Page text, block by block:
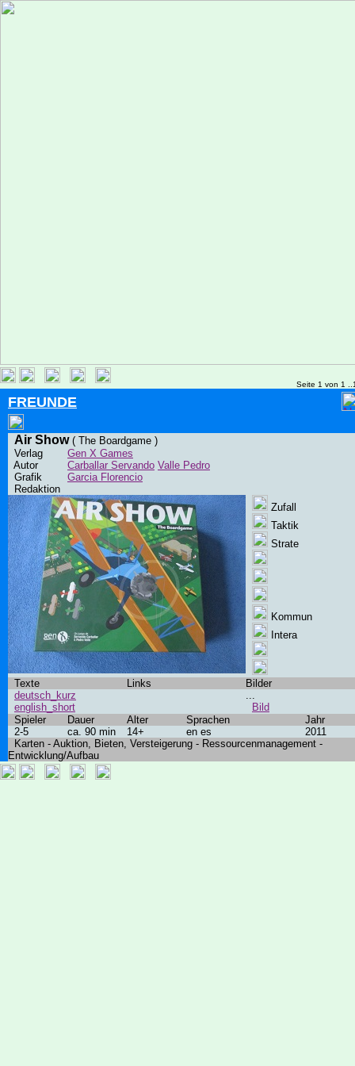
Seite 1 von 1
FREUNDE
Air Show ( The Boardgame )
Verlag
Gen X Games
Autor
Carballar Servando Valle Pedro
Grafik
Garcia Florencio
Redaktion
Zufall
Taktik
Strate
Kommun
Intera
Texte Links
Bilder
deutsch_kurz
english_short
...
Bild
Spieler
Dauer Alter Sprachen
Jahr
2-5
ca. 90 min 14+ en es
2011
Karten - Auktion, Bieten, Versteigerung - Ressourcenmanagement -
Entwicklung/Aufbau